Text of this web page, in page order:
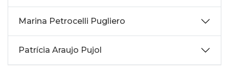
Marina Petrocelli Pugliero
Patrícia Araujo Pujol